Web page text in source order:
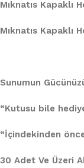
Mıknatıs Kapaklı
Mıknatıs Kapaklı
Sunumun
“Kutusu bile
“İçindekinden
30 Adet Ve Üzeri